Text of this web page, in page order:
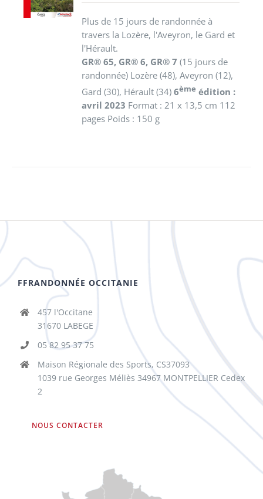
DÉTAILS
Plus de 15 jours de randonnée à
travers la Lozère, l'Aveyron, le Gard et
l'Hérault.
GR® 65, GR® 6, GR® 7(15 jours de
randonnée) Lozère (48), Aveyron (12),
Gard (30), Hérault (34)6ème édition :
avril 2023 Format : 21 x 13,5 cm 112
pages Poids : 150 g
FFRANDONNÉE OCCITANIE
457 l'Occitane
31670 LABEGE
05 82 95 37 75
Maison Régionale des Sports, CS37093
1039 rue Georges Méliès 34967 MONTPELLIER Cedex
2
NOUS CONTACTER